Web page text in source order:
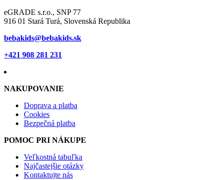
eGRADE s.r.o., SNP 77
916 01 Stará Turá, Slovenská Republika
bebakids@bebakids.sk
+421 908 281 231
NAKUPOVANIE
Doprava a platba
Cookies
Bezpečná platba
POMOC PRI NÁKUPE
Veľkostná tabuľka
Najčastejšie otázky
Kontaktujte nás